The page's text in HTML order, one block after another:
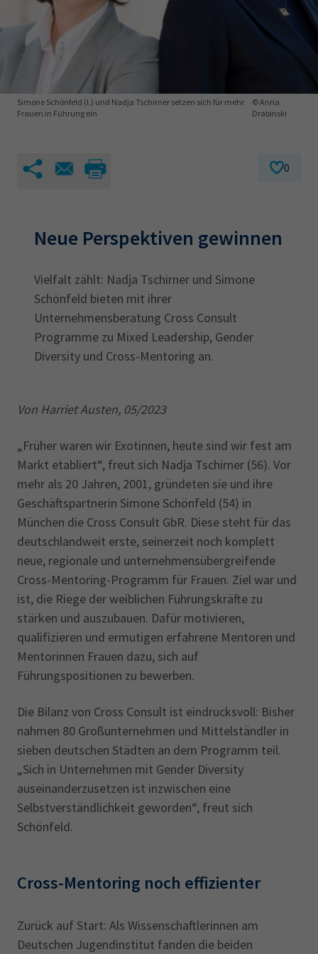
Leichte Sprache
IHK regional
Karriere
EN
AdA
Prüfungstermine
Wirtschaftsfachwirt
34f
Negativerklärung
Sachkundeprüfung
Berichtsheft
Betriebswirt
Simone Schönfeld (l.) und Nadja Tschirner setzen sich für mehr
Frauen in Führung ein
© Anna
Drabinski
0
Neue Perspektiven gewinnen
Vielfalt zählt: Nadja Tschirner und Simone
Schönfeld bieten mit ihrer
Unternehmensberatung Cross Consult
Programme zu Mixed Leadership, Gender
Diversity und Cross-Mentoring an.
Von Harriet Austen, 05/2023
„Früher waren wir Exotinnen, heute sind wir fest am
Markt etabliert“, freut sich Nadja Tschirner (56). Vor
mehr als 20 Jahren, 2001, gründeten sie und ihre
Geschäftspartnerin Simone Schönfeld (54) in
München die Cross Consult GbR. Diese steht für das
deutschlandweit erste, seinerzeit noch komplett
neue, regionale und unternehmensübergreifende
Cross-Mentoring-Programm für Frauen. Ziel war und
ist, die Riege der weiblichen Führungskräfte zu
stärken und auszubauen. Dafür motivieren,
qualifizieren und ermutigen erfahrene Mentoren und
Mentorinnen Frauen dazu, sich auf
Führungspositionen zu bewerben.
Die Bilanz von Cross Consult ist eindrucksvoll: Bisher
nahmen 80 Großunternehmen und Mittelständler in
sieben deutschen Städten an dem Programm teil.
„Sich in Unternehmen mit Gender Diversity
auseinanderzusetzen ist inzwischen eine
Selbstverständlichkeit geworden“, freut sich
Schönfeld.
Cross-Mentoring noch effizienter
Zurück auf Start: Als Wissenschaftlerinnen am
Deutschen Jugendinstitut fanden die beiden